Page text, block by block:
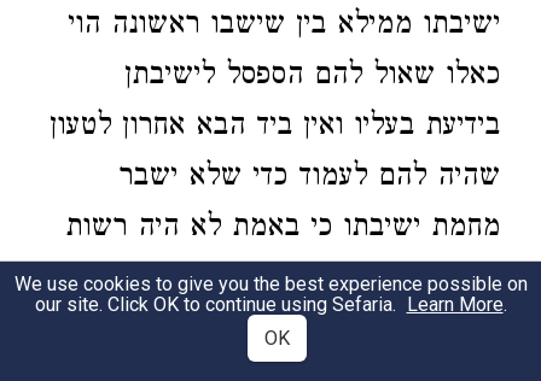
ישיבתו ממילא בין שישבו ראשונה הוי
כאלו שאול להם הספסל לישיבתן
בידיעת בעליו ואין ביד הבא אחרון לטעון
שהיה להם לעמוד כדי שלא ישבר
מחמת ישיבתו כי באמת לא היה רשות
לגרום מניעות ישיבתם שהחזיקו בזה
ראשונה ברשות והוי כאלו בעל הספסל
We use cookies to give you the best experience possible on
our site. Click OK to continue using Sefaria. Learn More.
OK